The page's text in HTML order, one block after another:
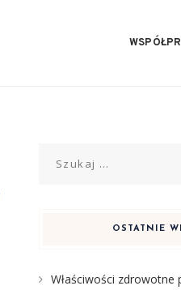
OSTATNIE
Właściwości zdrowotne